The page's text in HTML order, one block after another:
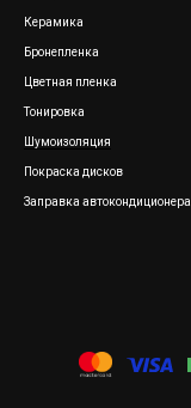
Керамика
Бронепленка
Цветная пленка
Тонировка
Шумоизоляция
Покраска дисков
Заправка автокондиционера